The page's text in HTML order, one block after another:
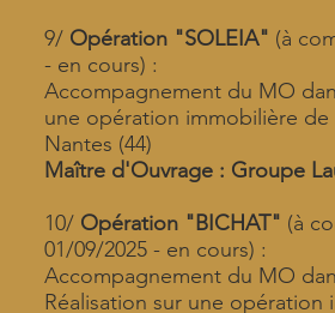
9/ Opération "SOLEIA" (à
- en cours) :
Accompagnement du MO
une opération immobilière de
Nantes (44)
Maître d'Ouvrage : Groupe
10/ Opération "BICHAT" (à
01/09/2025 - en cours) :
Accompagnement du MO
Réalisation sur une opération